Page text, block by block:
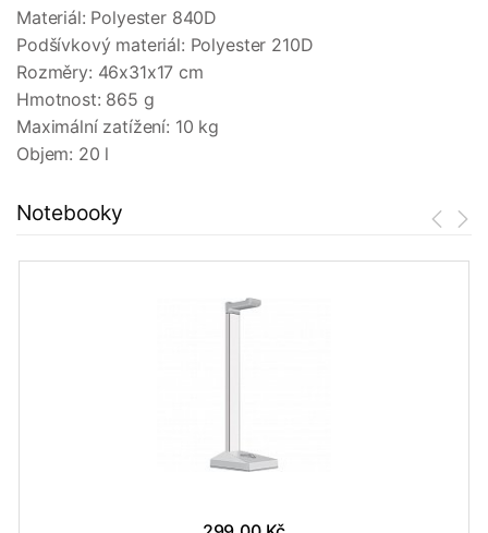
Materiál: Polyester 840D
Podšívkový materiál: Polyester 210D
Rozměry: 46x31x17 cm
Hmotnost: 865 g
Maximální zatížení: 10 kg
Objem: 20 l
Notebooky